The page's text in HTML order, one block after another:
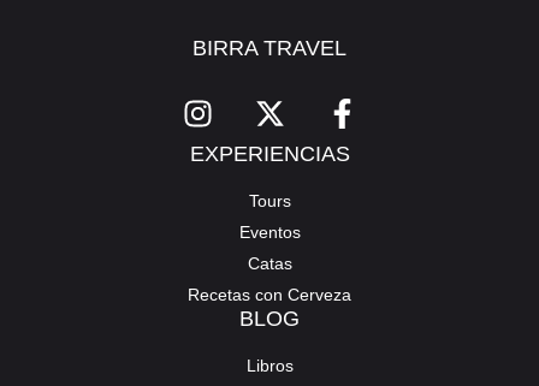
BIRRA TRAVEL
EXPERIENCIAS
Tours
Eventos
Catas
Recetas con Cerveza
BLOG
Libros